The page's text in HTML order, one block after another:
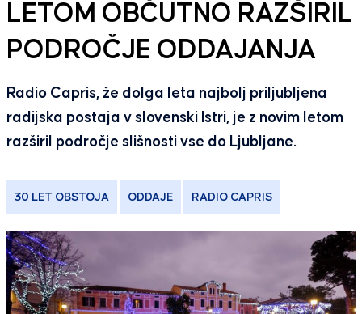
LETOM OBČUTNO RAZŠIRIL
PODROČJE ODDAJANJA
Radio Capris, že dolga leta najbolj priljubljena
radijska postaja v slovenski Istri, je z novim letom
razširil področje slišnosti vse do Ljubljane.
30 LET OBSTOJA ODDAJE RADIO CAPRIS